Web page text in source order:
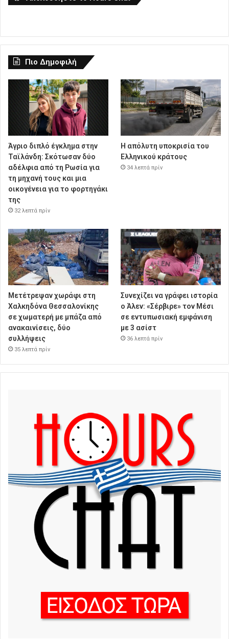
Πιο Δημοφιλή
Άγριο διπλό έγκλημα στην
Ταϊλάνδη: Σκότωσαν δύο
αδέλφια από τη Ρωσία για
τη μηχανή τους και μια
οικογένεια για το φορτηγάκι
της
32 λεπτά πρίν
Η απόλυτη υποκρισία του
Ελληνικού κράτους
34 λεπτά πρίν
Μετέτρεψαν χωράφι στη
Χαλκηδόνα Θεσσαλονίκης
σε χωματερή με μπάζα από
ανακαινίσεις, δύο
συλλήψεις
35 λεπτά πρίν
Συνεχίζει να γράφει ιστορία
ο Άλεν: «Σέρβιρε» τον Μέσι
σε εντυπωσιακή εμφάνιση
με 3 ασίστ
36 λεπτά πρίν